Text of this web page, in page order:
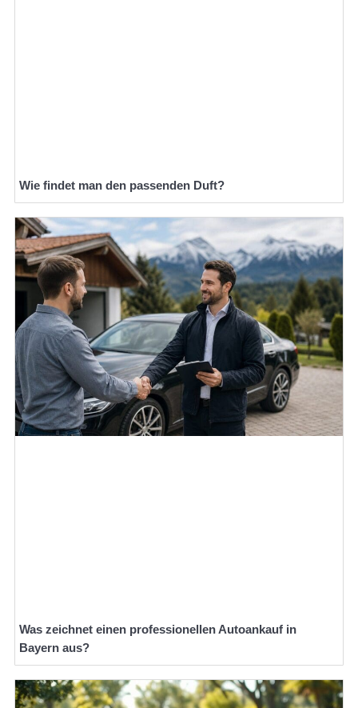
Wie findet man den passenden Duft?
Was zeichnet einen professionellen Autoankauf in
Bayern aus?